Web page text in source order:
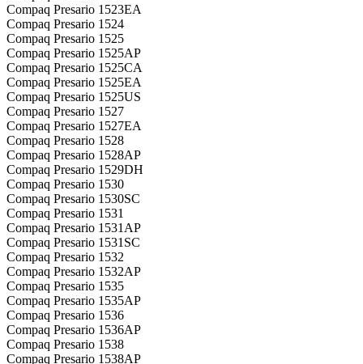
Compaq Presario 1523EA
Compaq Presario 1524
Compaq Presario 1525
Compaq Presario 1525AP
Compaq Presario 1525CA
Compaq Presario 1525EA
Compaq Presario 1525US
Compaq Presario 1527
Compaq Presario 1527EA
Compaq Presario 1528
Compaq Presario 1528AP
Compaq Presario 1529DH
Compaq Presario 1530
Compaq Presario 1530SC
Compaq Presario 1531
Compaq Presario 1531AP
Compaq Presario 1531SC
Compaq Presario 1532
Compaq Presario 1532AP
Compaq Presario 1535
Compaq Presario 1535AP
Compaq Presario 1536
Compaq Presario 1536AP
Compaq Presario 1538
Compaq Presario 1538AP